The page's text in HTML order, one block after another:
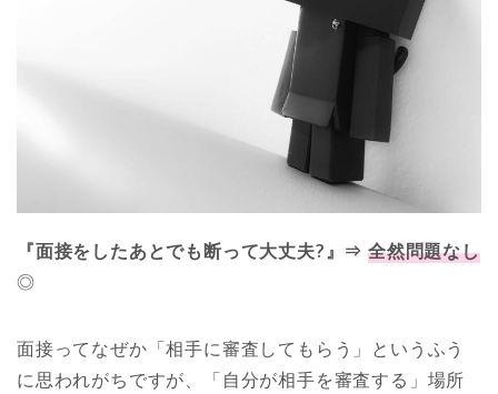
『面接をしたあとでも断って大丈夫?』⇒ 全然問題なし
◎
面接ってなぜか「相手に審査してもらう」というふう
に思われがちですが、「自分が相手を審査する」場所